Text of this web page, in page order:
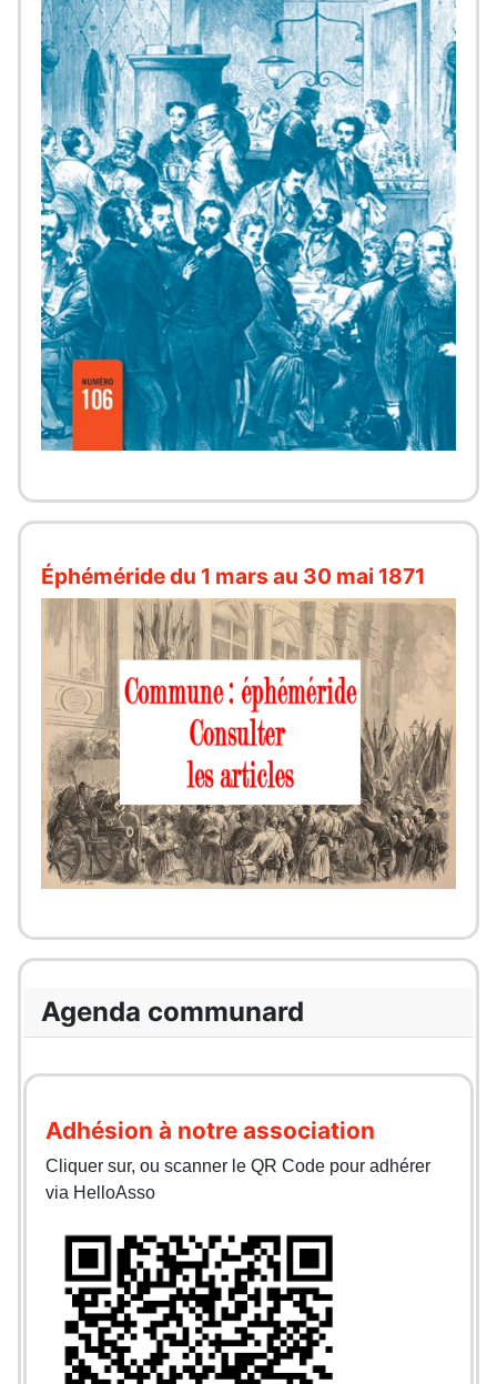
Éphéméride du 1 mars au 30 mai 1871
Agenda communard
Adhésion à notre association
Cliquer sur, ou scanner le QR Code pour adhérer
via HelloAsso